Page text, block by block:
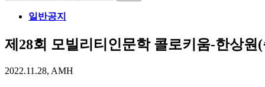
일반공지
제28회 모빌리티인문학 콜로키움-한상원
2022.11.28, AMH